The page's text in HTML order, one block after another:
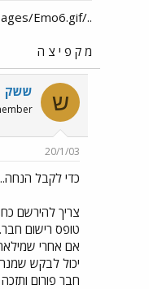
../images/Emo6.gif יש עוד אפשרות?
מ ק פ י צ ה
ש ששק
20/1/03
כדי לקבל
צריך להירשם
טופס רישום
אם אחרי
יכול לבקש
חבר פורום